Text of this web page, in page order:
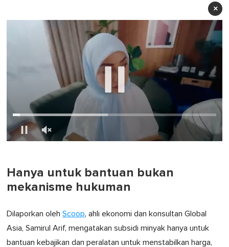
×
minute,
0Hanya untuk bantuan bukan
mekanisme hukuman
Dilaporkan oleh Scoop, ahli ekonomi dan konsultan Global
Asia, Samirul Arif, mengatakan subsidi minyak hanya untuk
bantuan kebajikan dan peralatan untuk menstabilkan harga,